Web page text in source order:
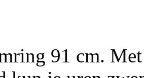
91 cm.